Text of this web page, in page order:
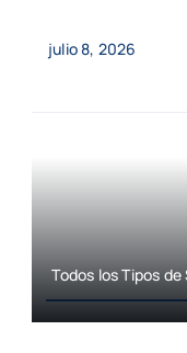
julio 8, 2026
Todos los Tipos